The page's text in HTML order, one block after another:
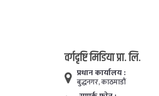
वर्गदृष्टि मिडिया प्रा. लि.
प्रधान कार्यालय :
बुद्धनगर, काठमाडाैं